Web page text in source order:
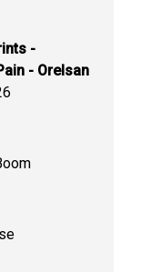
-
- Orelsan